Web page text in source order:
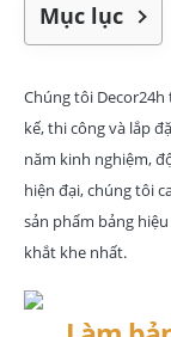
Mục lục
Chúng tôi
kế, thi công và lắp
năm kinh nghiệm,
hiện đại, chúng tôi
sản phẩm bảng
khắt khe nhất.